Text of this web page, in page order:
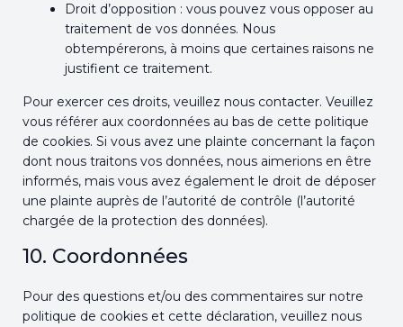
Droit d’opposition : vous pouvez vous opposer au
traitement de vos données. Nous
obtempérerons, à moins que certaines raisons ne
justifient ce traitement.
Pour exercer ces droits, veuillez nous contacter. Veuillez
vous référer aux coordonnées au bas de cette politique
de cookies. Si vous avez une plainte concernant la façon
dont nous traitons vos données, nous aimerions en être
informés, mais vous avez également le droit de déposer
une plainte auprès de l’autorité de contrôle (l’autorité
chargée de la protection des données).
10. Coordonnées
Pour des questions et/ou des commentaires sur notre
politique de cookies et cette déclaration, veuillez nous